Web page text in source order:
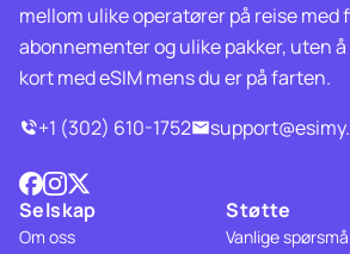
mellom ulike operatører på reise med
abonnementer og ulike pakker, uten
kort med eSIM mens du er på farten.
+1 (302) 610-1752
Selskap
Om oss
Støtte
Vanlige